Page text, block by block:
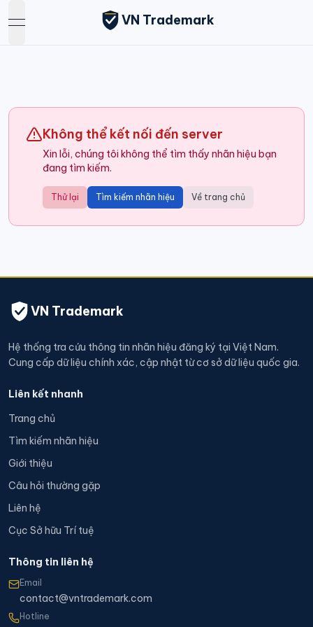
open navigation menu
VN Trademark
Không thể kết nối đến server
Xin lỗi, chúng tôi không thể tìm thấy nhãn hiệu bạn
đang tìm kiếm.
Thử lại Tìm kiếm nhãn hiệu Về trang chủ
VN Trademark
Hệ thống tra cứu thông tin nhãn hiệu đăng ký tại Việt Nam.
Cung cấp dữ liệu chính xác, cập nhật từ cơ sở dữ liệu quốc gia.
Liên kết nhanh
Trang chủ
Tìm kiếm nhãn hiệu
Giới thiệu
Câu hỏi thường gặp
Liên hệ
Cục Sở hữu Trí tuệ
Thông tin liên hệ
Email
contact@vntrademark.com
Hotline